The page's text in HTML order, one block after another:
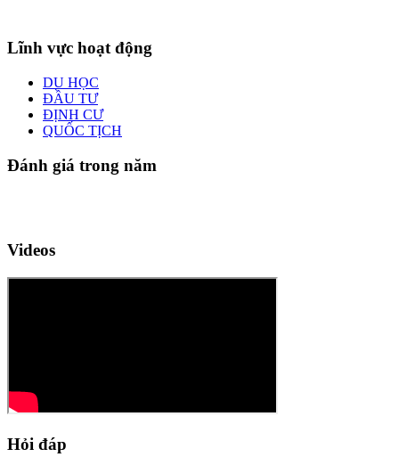
Lĩnh vực hoạt động
DU HỌC
ĐẦU TƯ
ĐỊNH CƯ
QUỐC TỊCH
Đánh giá trong năm
Videos
Hỏi đáp